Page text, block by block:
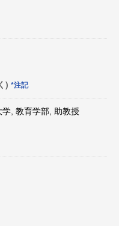
) *注記
, 教育学部, 助教授